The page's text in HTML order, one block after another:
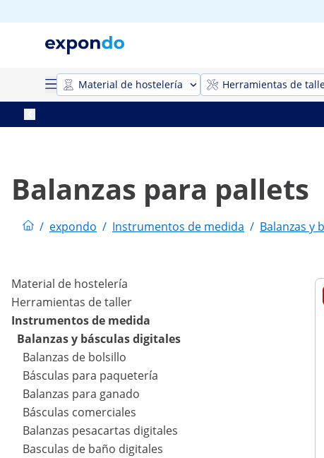
Material de hostelería Herramientas de
Balanzas para pallets
/ expondo / Instrumentos de medida / Balanzas y
Material de hostelería
Herramientas de taller
Instrumentos de medida
Balanzas y básculas digitales
Balanzas de bolsillo
Básculas para paquetería
Balanzas para ganado
Básculas comerciales
Balanzas pesacartas digitales
Basculas de baño digitales